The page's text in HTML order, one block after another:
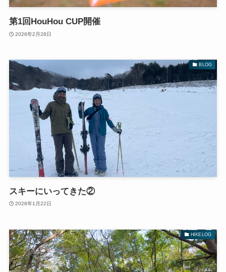
第1回HouHou CUP開催
2026年2月28日
BLOG
スキーにいってきた②
2026年1月22日
HIKELOG